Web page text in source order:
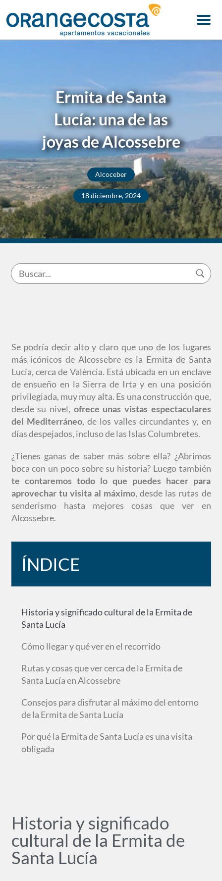
Menu
Ermita de Santa
Lucía: una de las
joyas de Alcossebre
Alcoceber
18 diciembre, 2024
Se podría decir alto y claro que uno de los lugares
más icónicos de Alcossebre es la Ermita de Santa
Lucía, cerca de València. Está ubicada en un enclave
de ensueño en la Sierra de Irta y en una posición
privilegiada, muy muy alta. Es una construcción que,
desde su nivel, ofrece unas vistas espectaculares
del Mediterráneo, de los valles circundantes y, en
días despejados, incluso de las Islas Columbretes.
¿Tienes ganas de saber más sobre ella? ¿Abrimos
boca con un poco sobre su historia? Luego también
te contaremos todo lo que puedes hacer para
aprovechar tu visita al máximo, desde las rutas de
senderismo hasta mejores cosas que ver en
Alcossebre.
ÍNDICE
Historia y significado cultural de la Ermita de
Santa Lucía
Cómo llegar y qué ver en el recorrido
Rutas y cosas que ver cerca de la Ermita de
Santa Lucía en Alcossebre
Consejos para disfrutar al máximo del entorno
de la Ermita de Santa Lucía
Por qué la Ermita de Santa Lucía es una visita
obligada
Historia y significado
cultural de la Ermita de
Santa Lucía